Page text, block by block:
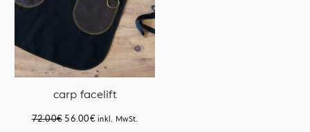
carp facelift
72.00€ Ursprünglicher
56.00€Aktueller
inkl. MwSt.